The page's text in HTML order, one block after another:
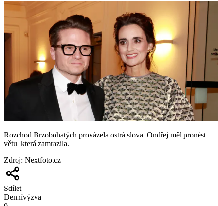
Rozchod Brzobohatých provázela ostrá slova. Ondřej měl pronést
větu, která zamrazila.
Zdroj: Nextfoto.cz
Sdílet
Dennívýzva